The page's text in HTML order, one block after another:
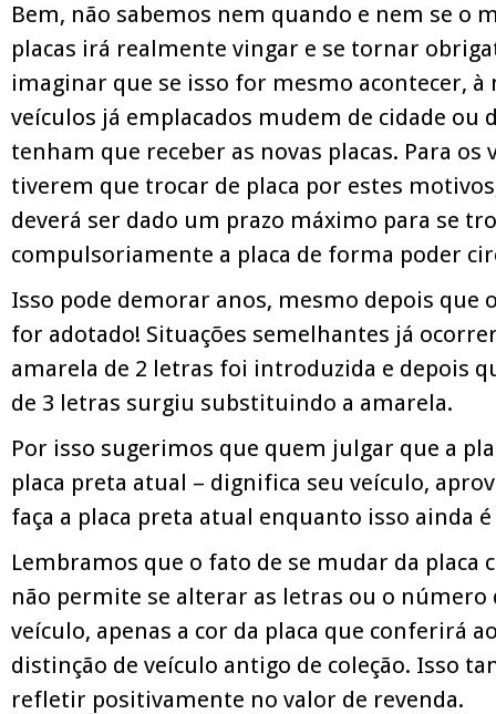
Bem, não sabemos nem quando e nem se o
placas irá realmente vingar e se tornar
imaginar que se isso for mesmo acontecer, à
veículos já emplacados mudem de cidade ou
tenham que receber as novas placas. Para os
tiverem que trocar de placa por estes
deverá ser dado um prazo máximo para se
compulsoriamente a placa de forma poder
Isso pode demorar anos, mesmo depois que
for adotado! Situações semelhantes já
amarela de 2 letras foi introduzida e depois
de 3 letras surgiu substituindo a amarela.
Por isso sugerimos que quem julgar que a
placa preta atual – dignifica seu veículo,
faça a placa preta atual enquanto isso ainda
Lembramos que o fato de se mudar da placa
não permite se alterar as letras ou o número
veículo, apenas a cor da placa que conferirá
distinção de veículo antigo de coleção. Isso
refletir positivamente no valor de revenda.